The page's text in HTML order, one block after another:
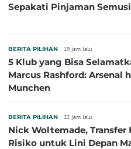
Sepakati Pinjaman
BERITA PILIHAN 19 jam lalu
5 Klub yang Bisa
Marcus Rashford: Arsenal
Munchen
BERITA PILIHAN 22 jam lalu
Nick Woltemade, Transfer
Risiko untuk Lini Depan